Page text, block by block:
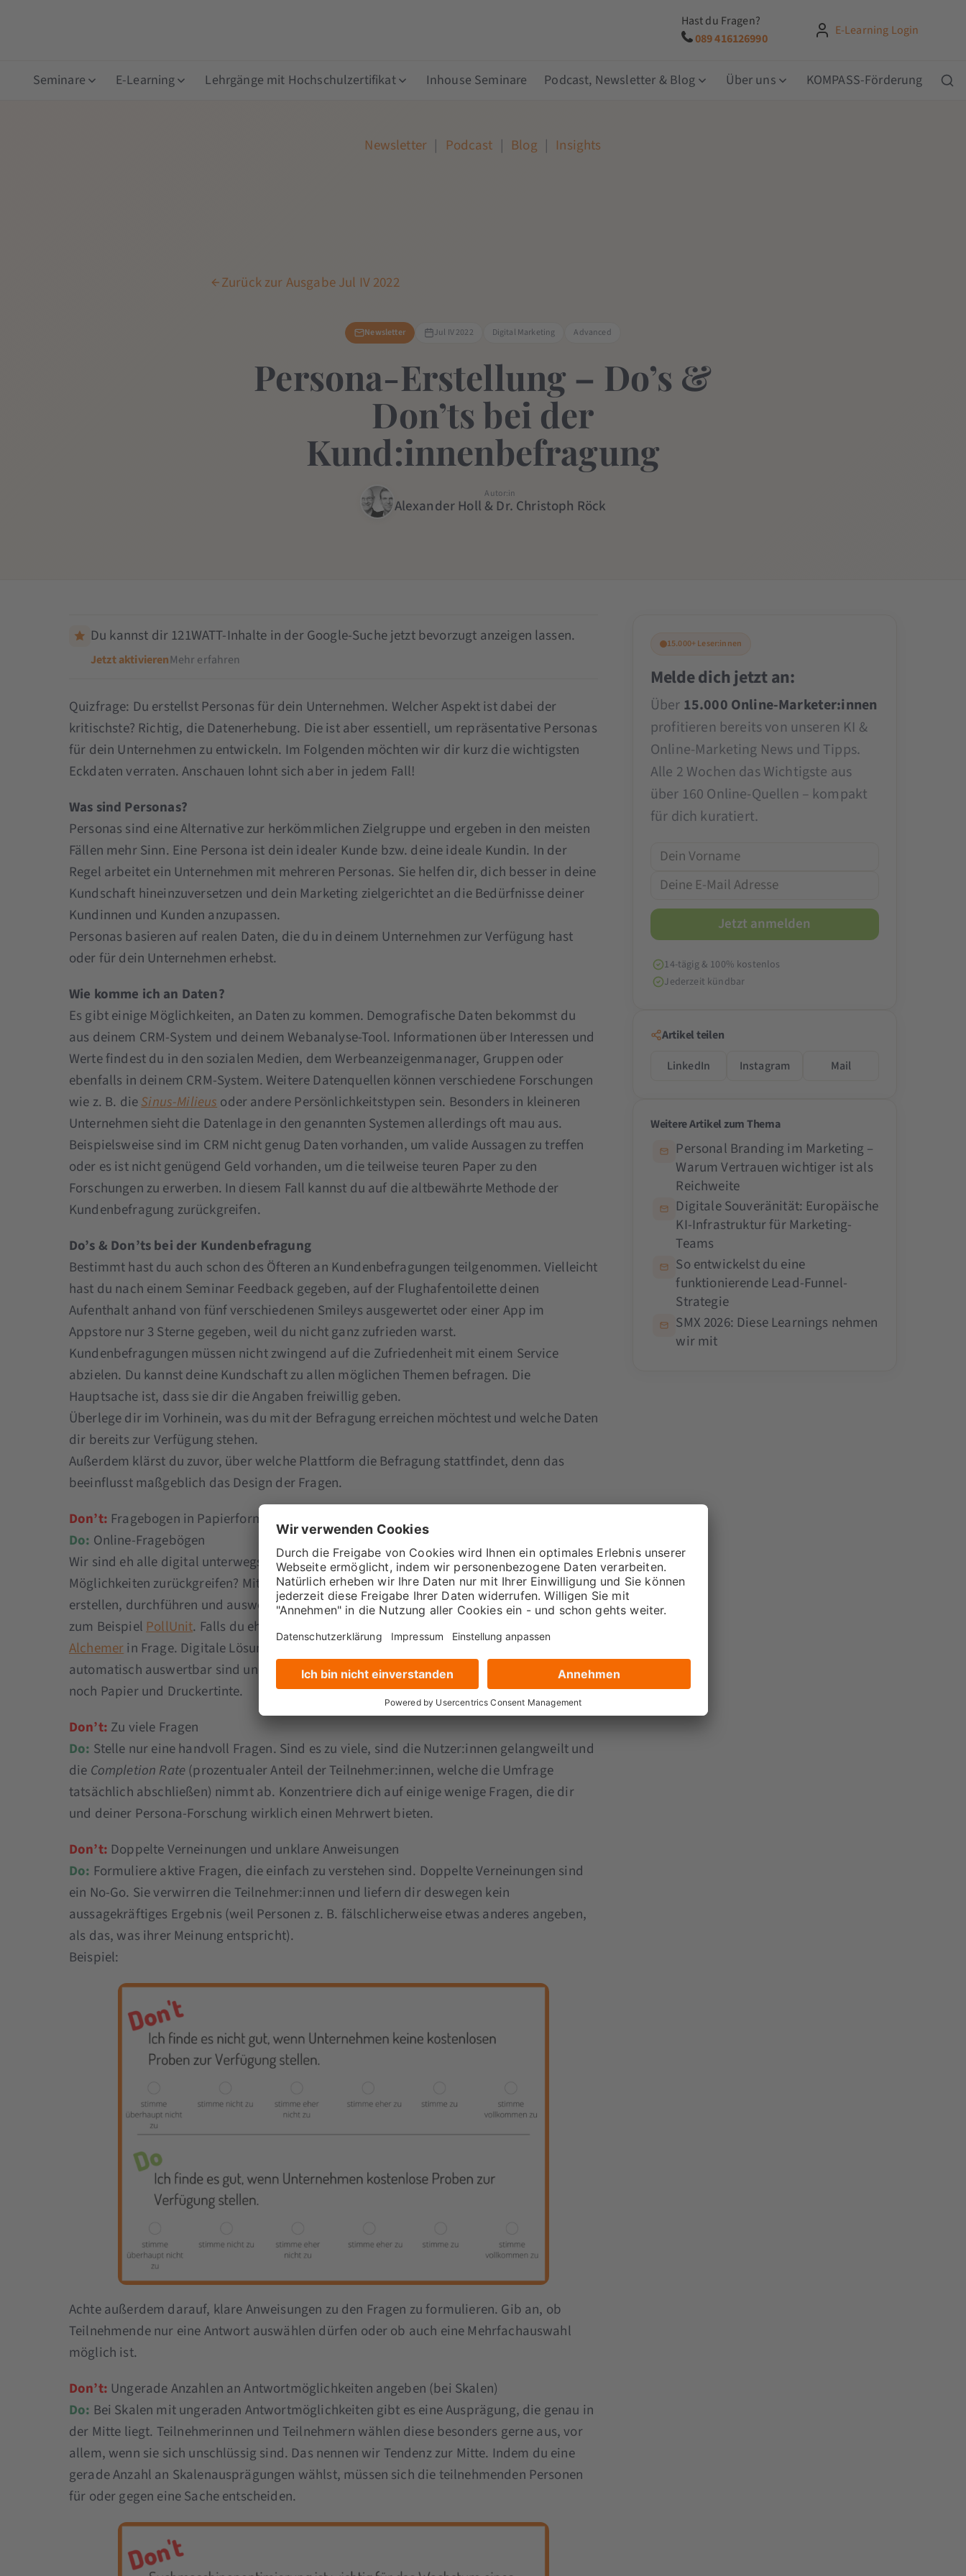
Hast du Fragen?
089 416126990
E-Learning Login
Seminare E-Learning Lehrgänge mit Hochschulzertifikat Inhouse Seminare Podcast, Newsletter & Blog Über uns KOMPASS-Förderung
Newsletter | Podcast | Blog | Insights
Zurück zur Ausgabe Jul IV 2022
Newsletter Jul IV 2022 Digital Marketing Advanced
Persona-Erstellung – Do’s &
Don’ts bei der
Kund:innenbefragung
Autor:in
Alexander Holl & Dr. Christoph Röck
Du kannst dir 121WATT-Inhalte in der Google-Suche jetzt bevorzugt anzeigen lassen.
Jetzt aktivierenMehr erfahren
Quizfrage: Du erstellst Personas für dein Unternehmen. Welcher Aspekt ist dabei der
kritischste? Richtig, die Datenerhebung. Die ist aber essentiell, um repräsentative Personas
für dein Unternehmen zu entwickeln. Im Folgenden möchten wir dir kurz die wichtigsten
Eckdaten verraten. Anschauen lohnt sich aber in jedem Fall!
Was sind Personas?
Personas sind eine Alternative zur herkömmlichen Zielgruppe und ergeben in den meisten
Fällen mehr Sinn. Eine Persona ist dein idealer Kunde bzw. deine ideale Kundin. In der
Regel arbeitet ein Unternehmen mit mehreren Personas. Sie helfen dir, dich besser in deine
Kundschaft hineinzuversetzen und dein Marketing zielgerichtet an die Bedürfnisse deiner
Kundinnen und Kunden anzupassen.
Personas basieren auf realen Daten, die du in deinem Unternehmen zur Verfügung hast
oder für dein Unternehmen erhebst.
Wie komme ich an Daten?
Es gibt einige Möglichkeiten, an Daten zu kommen. Demografische Daten bekommst du
aus deinem CRM-System und deinem Webanalyse-Tool. Informationen über Interessen und
Werte findest du in den sozialen Medien, dem Werbeanzeigenmanager, Gruppen oder
ebenfalls in deinem CRM-System. Weitere Datenquellen können verschiedene Forschungen
wie z. B. dieSinus-Milieusoder andere Persönlichkeitstypen sein. Besonders in kleineren
Unternehmen sieht die Datenlage in den genannten Systemen allerdings oft mau aus.
Beispielsweise sind im CRM nicht genug Daten vorhanden, um valide Aussagen zu treffen
oder es ist nicht genügend Geld vorhanden, um die teilweise teuren Paper zu den
Forschungen zu erwerben. In diesem Fall kannst du auf die altbewährte Methode der
Kundenbefragung zurückgreifen.
Do’s & Don’ts bei der Kundenbefragung
Bestimmt hast du auch schon des Öfteren an Kundenbefragungen teilgenommen. Vielleicht
hast du nach einem Seminar Feedback gegeben, auf der Flughafentoilette deinen
Aufenthalt anhand von fünf verschiedenen Smileys ausgewertet oder einer App im
Appstore nur 3 Sterne gegeben, weil du nicht ganz zufrieden warst.
Kundenbefragungen müssen nicht zwingend auf die Zufriedenheit mit einem Service
abzielen. Du kannst deine Kundschaft zu allen möglichen Themen befragen. Die
Hauptsache ist, dass sie dir die Angaben freiwillig geben.
Überlege dir im Vorhinein, was du mit der Befragung erreichen möchtest und welche Daten
dir bereits zur Verfügung stehen.
Außerdem klärst du zuvor, über welche Plattform die Befragung stattfindet, denn das
beeinflusst maßgeblich das Design der Fragen.
Don’t: Fragebogen in Papierform
Do: Online-Fragebögen
Wir sind eh alle digital unterwegs, wieso solltest du bei einer Umfrage auf analoge
Möglichkeiten zurückgreifen? Mittlerweile gibt es viele tolle Tools, mit denen du Umfragen
erstellen, durchführen und auswerten kannst. Ein kostenfreies und simples Tool ist hier
zum BeispielPollUnit. Falls du eher fortgeschrittene Lösungen suchst, kommt zum Beispiel
Alchemerin Frage. Digitale Lösungen haben den Vorteil, dass sie einfacher und
automatisch auswertbar sind und du die jederzeit anpassen kannst. Nebenbei sparst du so
noch Papier und Druckertinte.
Don’t: Zu viele Fragen
Do: Stelle nur eine handvoll Fragen. Sind es zu viele, sind die Nutzer:innen gelangweilt und
die Completion Rate(prozentualer Anteil der Teilnehmer:innen, welche die Umfrage
tatsächlich abschließen) nimmt ab. Konzentriere dich auf einige wenige Fragen, die dir
und deiner Persona-Forschung wirklich einen Mehrwert bieten.
Don’t: Doppelte Verneinungen und unklare Anweisungen
Do: Formuliere aktive Fragen, die einfach zu verstehen sind. Doppelte Verneinungen sind
ein No-Go. Sie verwirren die Teilnehmer:innen und liefern dir deswegen kein
aussagekräftiges Ergebnis (weil Personen z. B. fälschlicherweise etwas anderes angeben,
als das, was ihrer Meinung entspricht).
Beispiel:
Achte außerdem darauf, klare Anweisungen zu den Fragen zu formulieren. Gib an, ob
Teilnehmende nur eine Antwort auswählen dürfen oder ob auch eine Mehrfachauswahl
möglich ist.
Don’t: Ungerade Anzahlen an Antwortmöglichkeiten angeben (bei Skalen)
Do: Bei Skalen mit ungeraden Antwortmöglichkeiten gibt es eine Ausprägung, die genau in
der Mitte liegt. Teilnehmerinnen und Teilnehmern wählen diese besonders gerne aus, vor
allem, wenn sie sich unschlüssig sind. Das nennen wir Tendenz zur Mitte. Indem du eine
gerade Anzahl an Skalenausprägungen wählst, müssen sich die teilnehmenden Personen
für oder gegen eine Sache entscheiden.
15.000+ Leser:innen
Melde dich jetzt an:
Über 15.000 Online-Marketer:innen
profitieren bereits von unseren KI &
Online-Marketing News und Tipps.
Alle 2 Wochen das Wichtigste aus
über 160 Online-Quellen – kompakt
für dich kuratiert.
14-tägig & 100% kostenlos
Jederzeit kündbar
Artikel teilen
LinkedIn
Instagram Mail
Weitere Artikel zum Thema
Personal Branding im Marketing –
Warum Vertrauen wichtiger ist als
Reichweite
Digitale Souveränität: Europäische
KI-Infrastruktur für Marketing-
Teams
So entwickelst du eine
funktionierende Lead-Funnel-
Strategie
SMX 2026: Diese Learnings nehmen
wir mit